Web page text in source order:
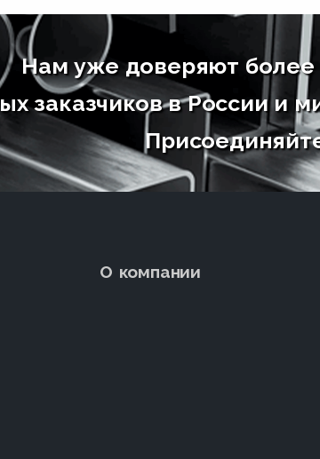
Нам уже доверяют более
заказчиков в России и
О компании